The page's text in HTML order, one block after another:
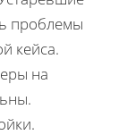
проблемы
кейса.
на